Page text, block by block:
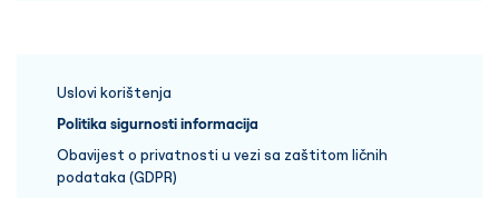
Uslovi korištenja
Politika sigurnosti informacija
Obavijest o privatnosti u vezi sa zaštitom ličnih
podataka (GDPR)